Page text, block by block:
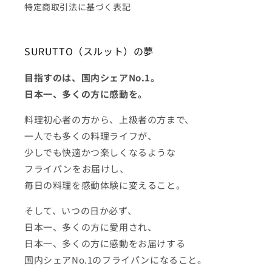
特定商取引法に基づく表記
SURUTTO（スルット）の夢
目指すのは、国内シェアNo.1。
日本一、多くの方に感動を。
料理初心者の方から、上級者の方まで、
一人でも多くの料理ライフが、
少しでも快適かつ楽しくなるような
フライパンをお届けし、
毎日の料理を感動体験に変えること。
そして、いつの日か必ず、
日本一、多くの方に愛用され、
日本一、多くの方に感動をお届けする
国内シェアNo.1のフライパンになること。